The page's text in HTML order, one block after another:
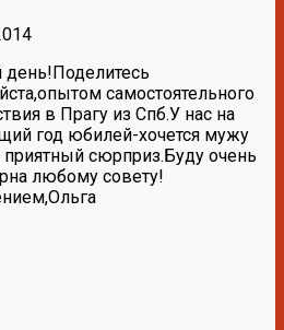
самостоятельного
в Прагу из Спб.У нас на
год юбилей-хочется мужу
приятный сюрприз.Буду очень
любому совету!